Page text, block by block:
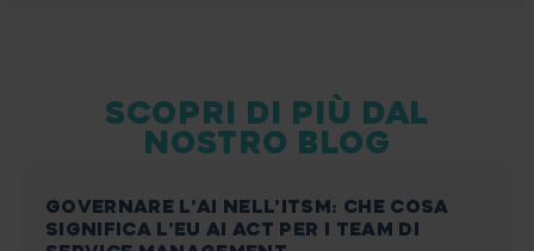
SCOPRI DI PIÙ DAL
NOSTRO BLOG
GOVERNARE L’AI NELL’ITSM: CHE COSA
SIGNIFICA L’EU AI ACT PER I TEAM DI